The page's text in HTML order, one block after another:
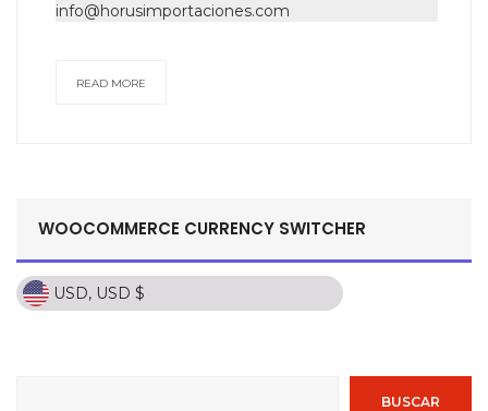
info@horusimportaciones.com
READ MORE
WOOCOMMERCE CURRENCY SWITCHER
USD, USD $
USD, USD $
BUSCAR